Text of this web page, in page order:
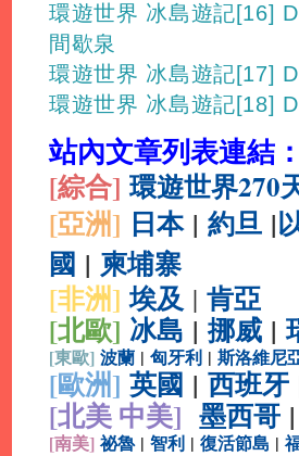
環遊世界 冰島遊記[16]
間歇泉
環遊世界 冰島遊記[17]
環遊世界 冰島遊記[18]
站內文章列表連結：
[綜合] 環遊世界270
[亞洲] 日本 | 約旦 |
國 | 柬埔寨
[非洲]埃及 | 肯亞
[北歐] 冰島 | 挪威 |
[東歐] 波蘭 | 匈牙利 | 斯洛維尼
[歐洲] 英國 | 西班牙
[北美 中美] 墨西哥 |
[南美] 祕魯 | 智利 | 復活節島 |